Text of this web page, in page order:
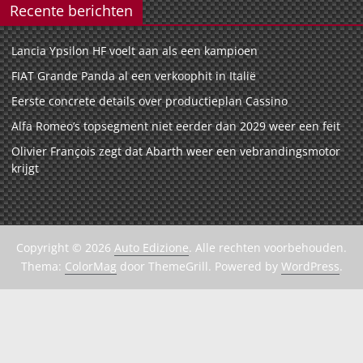
p
p
o
o
k
n s
Recente berichten
Lancia Ypsilon HF voelt aan als een kampioen
FIAT Grande Panda al een verkoophit in Italië
Eerste concrete details over productieplan Cassino
Alfa Romeo’s topsegment niet eerder dan 2029 weer een feit
Olivier François zegt dat Abarth weer een vebrandingsmotor
krijgt
Copyright © 2026 Auto Edizione. Alle rechten voorbehouden.
Thema: ColorMag door ThemeGrill. Powered by WordPress.